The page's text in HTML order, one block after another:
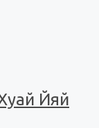
Йяй